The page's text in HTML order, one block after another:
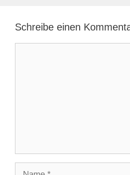
Schreibe einen